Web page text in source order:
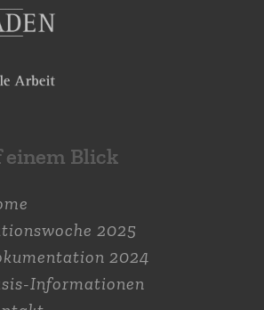
einem Blick
2025
2024
Informationen